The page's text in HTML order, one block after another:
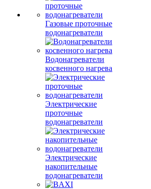
Газовые проточные
водонагреватели
Водонагреватели
косвенного нагрева
Электрические
проточные
водонагреватели
Электрические
накопительные
водонагреватели